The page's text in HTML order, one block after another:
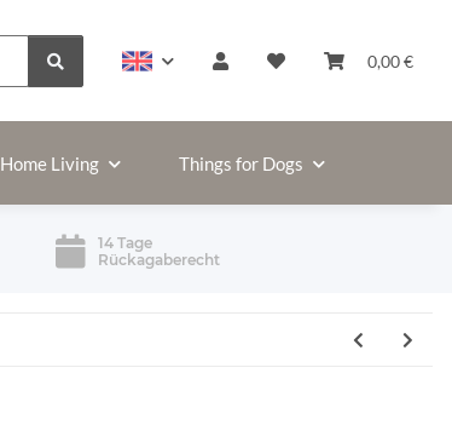
0,00 €
Home Living Things for Dogs
14 Tage
Rückagaberecht